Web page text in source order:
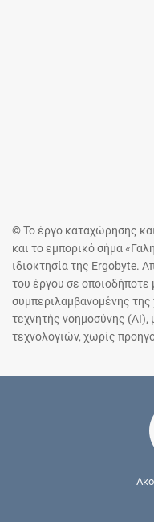
© Το έργο καταχώρησης
και το εμπορικό σήμα
ιδιοκτησία της Ergobyte.
του έργου σε
συμπεριλαμβανομένης της
τεχνητής νοημοσύνης
τεχνολογιών, χωρίς